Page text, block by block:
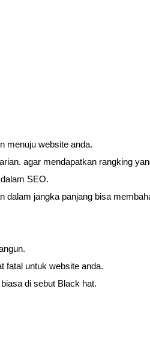
menuju website anda.
agar mendapatkan rangking
SEO.
dalam jangka panjang bisa
fatal untuk website anda.
di sebut Black hat.